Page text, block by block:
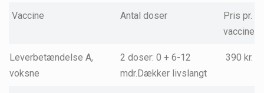
Vaccine Antal doser
Pris pr.
vaccine
Leverbetændelse A,
voksne
2 doser: 0 + 6-12
mdr.Dækker livslangt
390 kr.